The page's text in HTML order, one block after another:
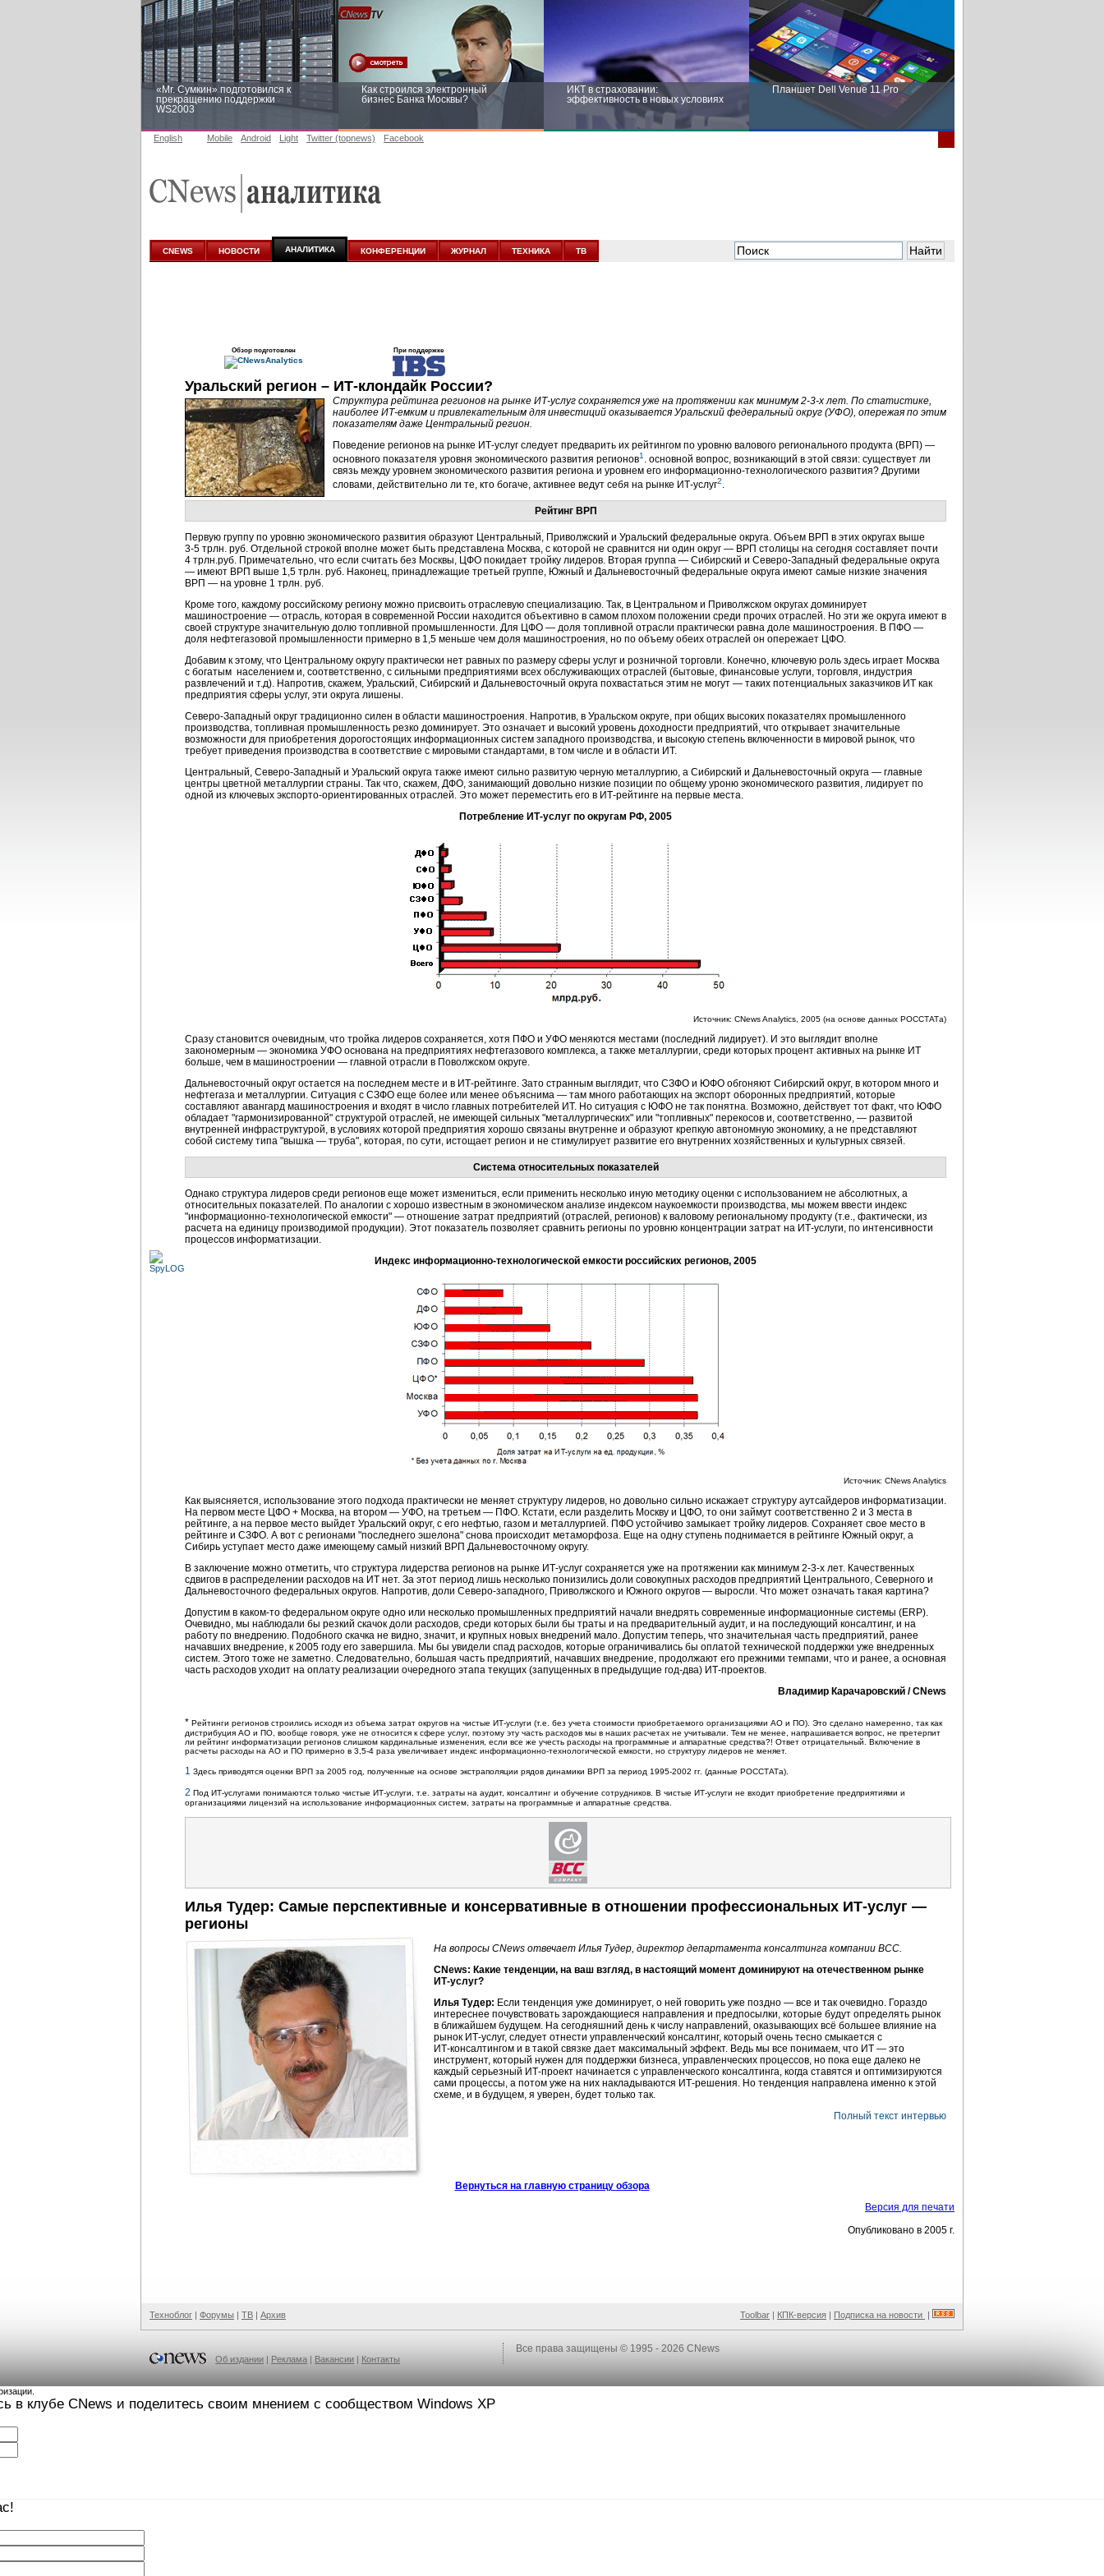
«Mr. Сумкин» подготовился к
прекращению поддержки
WS2003
Как строился электронный
бизнес Банка Москвы?
ИКТ в страховании:
эффективность в новых условиях
Планшет Dell Venue 11 Pro
аналитике
новых условиях
English Mobile Android Light Twitter (topnews) Facebook
CNEWS НОВОСТИ АНАЛИТИКА КОНФЕРЕНЦИИ ЖУРНАЛ ТЕХНИКА ТВ
Обзор подготовлен При поддержке
Уральский регион – ИТ-клондайк России?
Структура рейтинга регионов на рынке ИТ-услуг сохраняется уже на протяжении как минимум 2-3-х лет. По статистике,
наиболее ИТ-емким и привлекательным для инвестиций оказывается Уральский федеральный округ (УФО), опережая по этим
показателям даже Центральный регион.
Поведение регионов на рынке ИТ-услуг следует предварить их рейтингом по уровню валового регионального продукта (ВРП) —
основного показателя уровня экономического развития регионов1 . основной вопрос, возникающий в этой связи: существует ли
связь между уровнем экономического развития региона и уровнем его информационно-технологического развития? Другими
словами, действительно ли те, кто богаче, активнее ведут себя на рынке ИТ-услуг2.
Рейтинг ВРП
Первую группу по уровню экономического развития образуют Центральный, Приволжский и Уральский федеральные округа. Объем ВРП в этих округах выше
3-5 трлн. руб. Отдельной строкой вполне может быть представлена Москва, с которой не сравнится ни один округ — ВРП столицы на сегодня составляет почти
4 трлн.руб. Примечательно, что если считать без Москвы, ЦФО покидает тройку лидеров. Вторая группа — Сибирский и Северо-Западный федеральные округа
— имеют ВРП выше 1,5 трлн. руб. Наконец, принадлежащие третьей группе, Южный и Дальневосточный федеральные округа имеют самые низкие значения
ВРП — на уровне 1 трлн. руб.
Кроме того, каждому российскому региону можно присвоить отраслевую специализацию. Так, в Центральном и Приволжском округах доминирует
машиностроение — отрасль, которая в современной России находится объективно в самом плохом положении среди прочих отраслей. Но эти же округа имеют в
своей структуре значительную долю топливной промышленности. Для ЦФО — доля топливной отрасли практически равна доле машиностроения. В ПФО —
доля нефтегазовой промышленности примерно в 1,5 меньше чем доля машиностроения, но по объему обеих отраслей он опережает ЦФО.
Добавим к этому, что Центральному округу практически нет равных по размеру сферы услуг и розничной торговли. Конечно, ключевую роль здесь играет Москва
с богатым населением и, соответственно, с сильными предприятиями всех обслуживающих отраслей (бытовые, финансовые услуги, торговля, индустрия
развлечений и т.д). Напротив, скажем, Уральский, Сибирский и Дальневосточный округа похвастаться этим не могут — таких потенциальных заказчиков ИТ как
предприятия сферы услуг, эти округа лишены.
Северо-Западный округ традиционно силен в области машиностроения. Напротив, в Уральском округе, при общих высоких показателях промышленного
производства, топливная промышленность резко доминирует. Это означает и высокий уровень доходности предприятий, что открывает значительные
возможности для приобретения дорогостоящих информационных систем западного производства, и высокую степень включенности в мировой рынок, что
требует приведения производства в соответствие с мировыми стандартами, в том числе и в области ИТ.
Центральный, Северо-Западный и Уральский округа также имеют сильно развитую черную металлургию, а Сибирский и Дальневосточный округа — главные
центры цветной металлургии страны. Так что, скажем, ДФО, занимающий довольно низкие позиции по общему уроню экономического развития, лидирует по
одной из ключевых экспорто-ориентированных отраслей. Это может переместить его в ИТ-рейтинге на первые места.
Потребление ИТ-услуг по округам РФ, 2005
Источник: CNews Analytics, 2005 (на основе данных РОССТАТа)
Сразу становится очевидным, что тройка лидеров сохраняется, хотя ПФО и УФО меняются местами (последний лидирует). И это выглядит вполне
закономерным — экономика УФО основана на предприятиях нефтегазового комплекса, а также металлургии, среди которых процент активных на рынке ИТ
больше, чем в машиностроении — главной отрасли в Поволжском округе.
Дальневосточный округ остается на последнем месте и в ИТ-рейтинге. Зато странным выглядит, что СЗФО и ЮФО обгоняют Сибирский округ, в котором много и
нефтегаза и металлургии. Ситуация с СЗФО еще более или менее объяснима — там много работающих на экспорт оборонных предприятий, которые
составляют авангард машиностроения и входят в число главных потребителей ИТ. Но ситуация с ЮФО не так понятна. Возможно, действует тот факт, что ЮФО
обладает "гармонизированной" структурой отраслей, не имеющей сильных "металлургических" или "топливных" перекосов и, соответственно, — развитой
внутренней инфраструктурой, в условиях которой предприятия хорошо связаны внутренне и образуют крепкую автономную экономику, а не представляют
собой систему типа "вышка — труба", которая, по сути, истощает регион и не стимулирует развитие его внутренних хозяйственных и культурных связей.
Система относительных показателей
Однако структура лидеров среди регионов еще может измениться, если применить несколько иную методику оценки с использованием не абсолютных, а
относительных показателей. По аналогии с хорошо известным в экономическом анализе индексом наукоемкости производства, мы можем ввести индекс
"информационно-технологической емкости" — отношение затрат предприятий (отраслей, регионов) к валовому региональному продукту (т.е., фактически, из
расчета на единицу производимой продукции). Этот показатель позволяет сравнить регионы по уровню концентрации затрат на ИТ-услуги, по интенсивности
процессов информатизации.
Индекс информационно-технологической емкости российских регионов, 2005
Источник: CNews Analytics
Как выясняется, использование этого подхода практически не меняет структуру лидеров, но довольно сильно искажает структуру аутсайдеров информатизации.
На первом месте ЦФО + Москва, на втором — УФО, на третьем — ПФО. Кстати, если разделить Москву и ЦФО, то они займут соответственно 2 и 3 места в
рейтинге, а на первое место выйдет Уральский округ, с его нефтью, газом и металлургией. ПФО устойчиво замыкает тройку лидеров. Сохраняет свое место в
рейтинге и СЗФО. А вот с регионами "последнего эшелона" снова происходит метаморфоза. Еще на одну ступень поднимается в рейтинге Южный округ, а
Сибирь уступает место даже имеющему самый низкий ВРП Дальневосточному округу.
В заключение можно отметить, что структура лидерства регионов на рынке ИТ-услуг сохраняется уже на протяжении как минимум 2-3-х лет. Качественных
сдвигов в распределении расходов на ИТ нет. За этот период лишь несколько понизились доли совокупных расходов предприятий Центрального, Северного и
Дальневосточного федеральных округов. Напротив, доли Северо-западного, Приволжского и Южного округов — выросли. Что может означать такая картина?
Допустим в каком-то федеральном округе одно или несколько промышленных предприятий начали внедрять современные информационные системы (ERP).
Очевидно, мы наблюдали бы резкий скачок доли расходов, среди которых были бы траты и на предварительный аудит, и на последующий консалтинг, и на
работу по внедрению. Подобного скачка не видно, значит, и крупных новых внедрений мало. Допустим теперь, что значительная часть предприятий, ранее
начавших внедрение, к 2005 году его завершила. Мы бы увидели спад расходов, которые ограничивались бы оплатой технической поддержки уже внедренных
систем. Этого тоже не заметно. Следовательно, большая часть предприятий, начавших внедрение, продолжают его прежними темпами, что и ранее, а основная
часть расходов уходит на оплату реализации очередного этапа текущих (запущенных в предыдущие год-два) ИТ-проектов.
Владимир Карачаровский / CNews
* Рейтинги регионов строились исходя из объема затрат округов на чистые ИТ-услуги (т.е. без учета стоимости приобретаемого организациями АО и ПО). Это сделано намеренно, так как
дистрибуция АО и ПО, вообще говоря, уже не относится к сфере услуг, поэтому эту часть расходов мы в наших расчетах не учитывали. Тем не менее, напрашивается вопрос, не претерпит
ли рейтинг информатизации регионов слишком кардинальные изменения, если все же учесть расходы на программные и аппаратные средства?! Ответ отрицательный. Включение в
расчеты расходы на АО и ПО примерно в 3,5-4 раза увеличивает индекс информационно-технологической емкости, но структуру лидеров не меняет.
1 Здесь приводятся оценки ВРП за 2005 год, полученные на основе экстраполяции рядов динамики ВРП за период 1995-2002 гг. (данные РОССТАТа).
2 Под ИТ-услугами понимаются только чистые ИТ-услуги, т.е. затраты на аудит, консалтинг и обучение сотрудников. В чистые ИТ-услуги не входит приобретение предприятиями и
организациями лицензий на использование информационных систем, затраты на программные и аппаратные средства.
Илья Тудер: Самые перспективные и консервативные в отношении профессиональных ИТ-услуг —
регионы
На вопросы CNews отвечает Илья Тудер, директор департамента консалтинга компании ВСС.
CNews: Какие тенденции, на ваш взгляд, в настоящий момент доминируют на отечественном рынке
ИТ-услуг?
Илья Тудер: Если тенденция уже доминирует, о ней говорить уже поздно — все и так очевидно. Гораздо
интереснее почувствовать зарождающиеся направления и предпосылки, которые будут определять рынок
в ближайшем будущем. На сегодняшний день к числу направлений, оказывающих всё большее влияние на
рынок ИТ-услуг, следует отнести управленческий консалтинг, который очень тесно смыкается с
ИТ-консалтингом и в такой связке дает максимальный эффект. Ведь мы все понимаем, что ИТ — это
инструмент, который нужен для поддержки бизнеса, управленческих процессов, но пока еще далеко не
каждый серьезный ИТ-проект начинается с управленческого консалтинга, когда ставятся и оптимизируются
сами процессы, а потом уже на них накладываются ИТ-решения. Но тенденция направлена именно к этой
схеме, и в будущем, я уверен, будет только так.
Полный текст интервью
Вернуться на главную страницу обзора
Версия для печати
Опубликовано в 2005 г.
Техноблог | Форумы | ТВ | Архив Toolbar | КПК-версия | Подписка на новости |
Об издании | Реклама | Вакансии | Контакты
Все права защищены © 1995 - 2026 CNews
в клубе CNews и поделитесь своим мнением с сообществом Windows XP